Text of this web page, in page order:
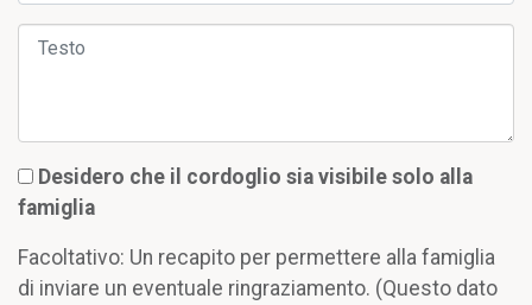
Desidero che il cordoglio sia visibile solo alla
famiglia
Facoltativo: Un recapito per permettere alla famiglia
di inviare un eventuale ringraziamento. (Questo dato